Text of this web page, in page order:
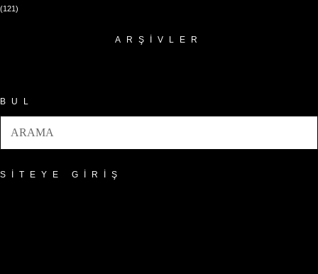
(121)
ARŞIVLER
BUL
SITEYE GIRIŞ